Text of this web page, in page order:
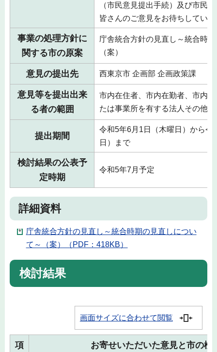
（市民意見提出手続）及び市民
皆さんのご意見をお待ちしてい
事業の処理方針に
関する市の原案
庁舎統合方針の見直し～統合時
（案）
意見の提出先 西東京市 企画部 企画政策課
意見等を提出出来
る者の範囲
市内在住者、市内在勤者、市内
たは事業所を有する法人その他団
提出期間
令和5年6月1日（木曜日）から令
日）まで
検討結果の公表予
定時期
令和5年7月予定
詳細資料
庁舎統合方針の見直し～統合時期の見直しについ
て～（案）（PDF：418KB）
検討結果
画面サイズに合わせて閲覧
項
お寄せいただいた意見と市の検